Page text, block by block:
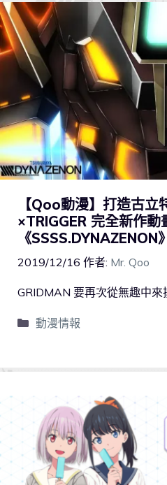
【Qoo動漫】打造古立
×TRIGGER 完全新作動
《SSSS.DYNAZENON
2019/12/16 作者: Mr. Qoo
GRIDMAN 要再次從無趣中來
動漫情報